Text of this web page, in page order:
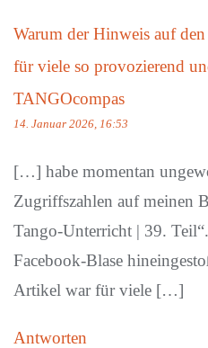
Warum der Hinweis auf
für viele so provozierend
TANGOcompas
14. Januar 2026, 16:53
[…] habe momentan
Zugriffszahlen auf meinen
Tango-Unterricht | 39.
Facebook-Blase
Artikel war für viele […]
Antworten